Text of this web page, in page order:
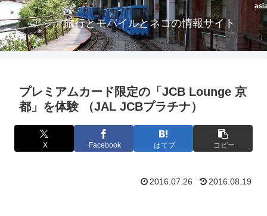
アジア旅行とモバイルとネコの情報サイト
プレミアムカード限定の「JCB Lounge 京
都」を体験 （JAL JCBプラチナ）
X Facebook はてブ コピー
2016.07.26 2016.08.19